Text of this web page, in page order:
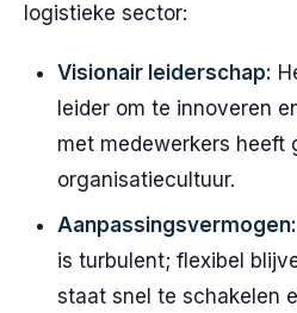
logistieke sector:
Visionair leiderschap:
leider om te innoveren
met medewerkers heeft
organisatiecultuur.
Aanpassingsvermogen:
is turbulent; flexibel
staat snel te schakelen